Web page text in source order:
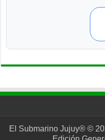
El Submarino Jujuy® ©